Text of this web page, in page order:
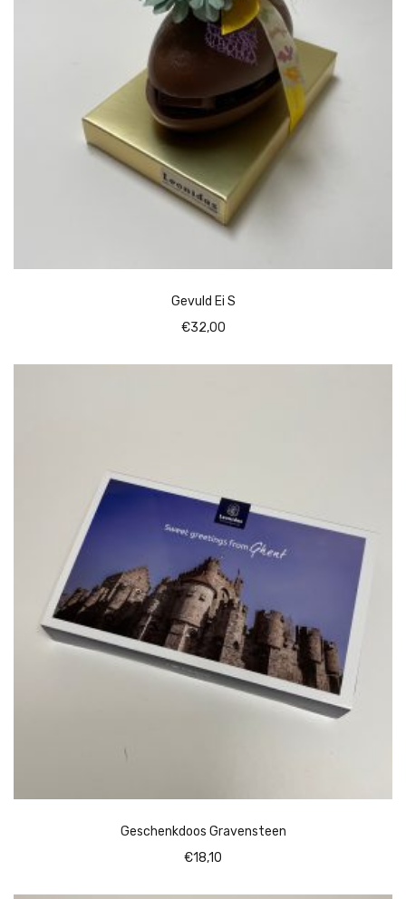
Gevuld Ei S
€32,00
Geschenkdoos Gravensteen
€18,10